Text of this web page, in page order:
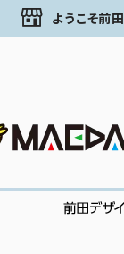
ようこそ前